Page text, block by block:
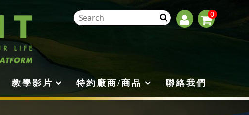
0
教學影片 特約廠商/商品 聯絡我們